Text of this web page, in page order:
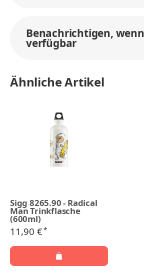
Benachrichtigen, wenn
verfügbar
Ähnliche Artikel
Sigg 8265.90 - Radical
Man Trinkflasche
(600ml)
11,90 €*